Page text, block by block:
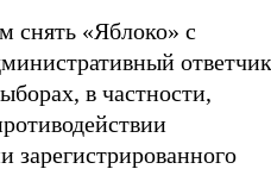
снять «Яблоко» с
ответчик
в частности,
зарегистрированного